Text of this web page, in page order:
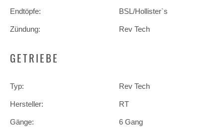
Endtöpfe: BSL/Hollister`s
Zündung: Rev Tech
GETRIEBE
Typ: Rev Tech
Hersteller: RT
Gänge: 6 Gang